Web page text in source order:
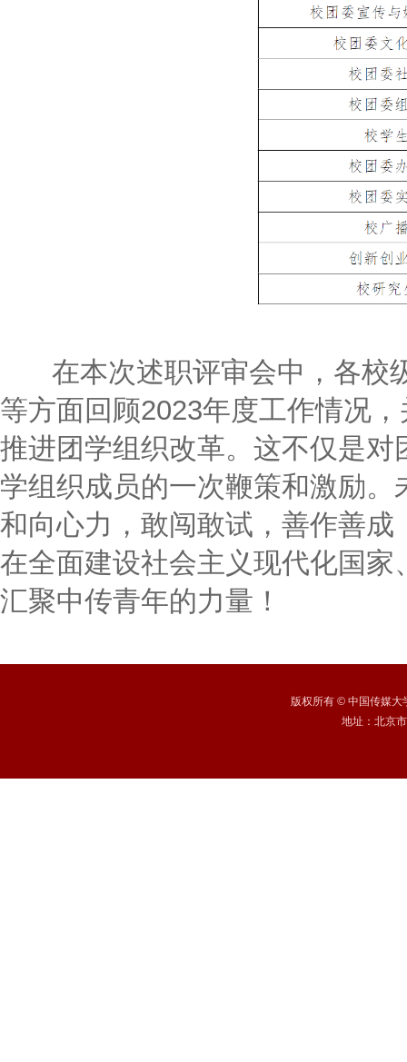
在本次述职评审会中，各校
等方面回顾2023年度工作情况
推进团学组织改革。这不仅是
学组织成员的一次鞭策和激励
和向心力，敢闯敢试，善作善
在全面建设社会主义现代化国
汇聚中传青年的力量！
版权所有 © 中国传媒大
地址：北京